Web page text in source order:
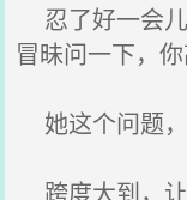
忍了好一会
冒昧问一下，
她这个问题，
跨度大到，让